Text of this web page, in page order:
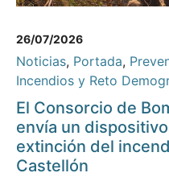
26/07/2026
Noticias, Portada,
Incendios y Reto
El Consorcio de
envía un
extinción del
Castellón